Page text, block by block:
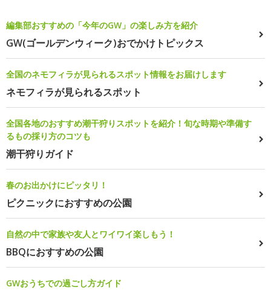
編集部おすすめの「今年のGW」の楽しみ方を紹介
GW(ゴールデンウィーク)おでかけトピックス
全国のネモフィラが見られるスポット情報をお届けします
ネモフィラが見られるスポット
全国各地のおすすめ潮干狩りスポットを紹介！旬な時期や準備す
るもの採り方のコツも
潮干狩りガイド
春のお出かけにピッタリ！
ピクニックにおすすめの公園
自然の中で家族や友人とワイワイ楽しもう！
BBQにおすすめの公園
GWおうちでの過ごし方ガイド